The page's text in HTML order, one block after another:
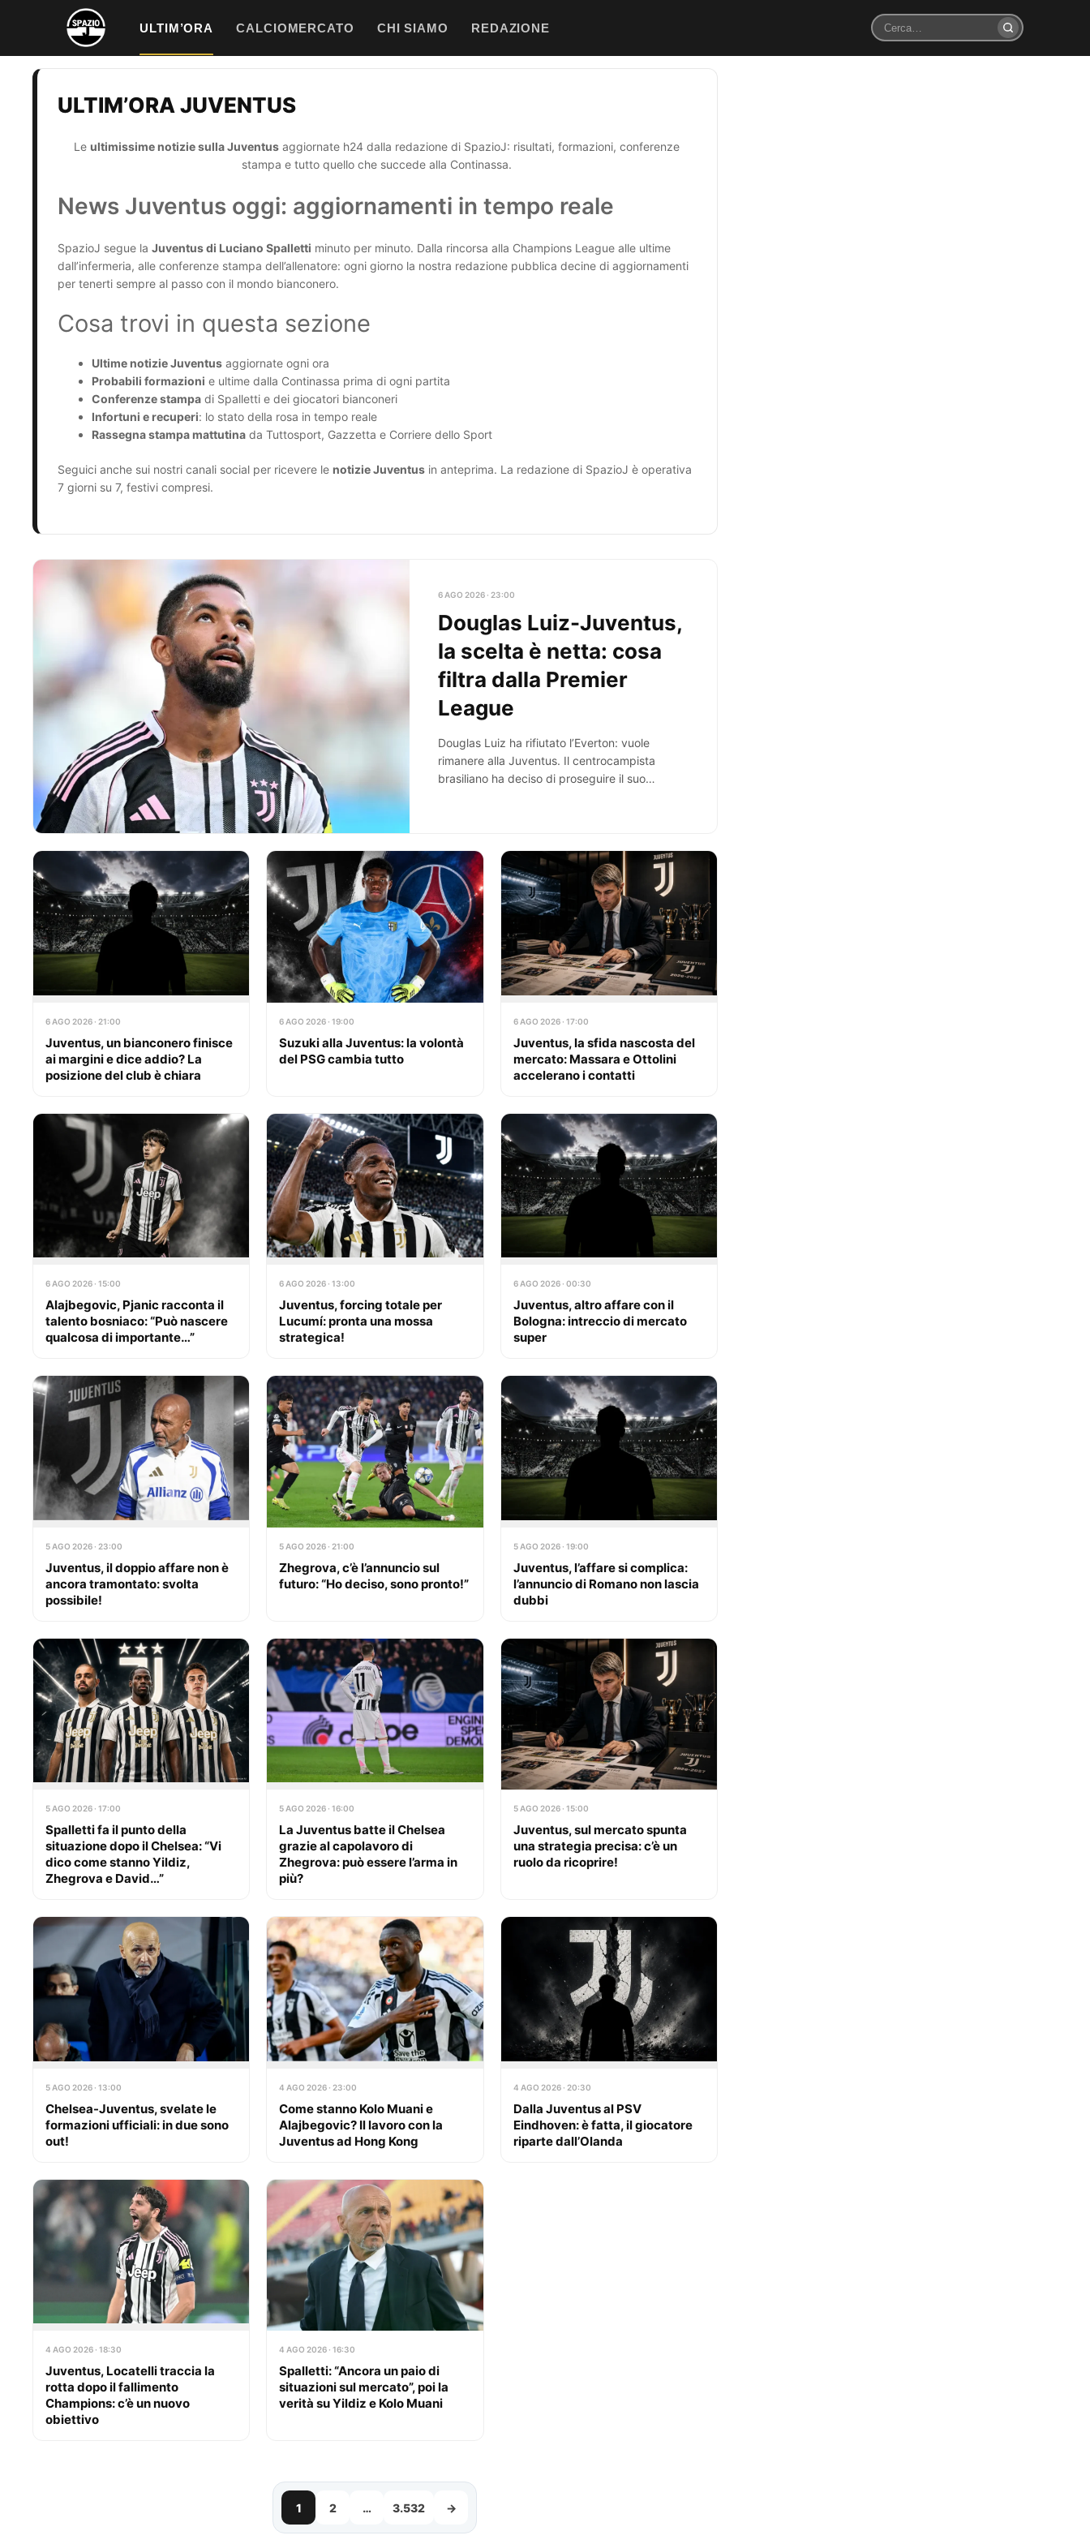
contenuto
ULTIM’ORA CALCIOMERCATO CHI SIAMO REDAZIONE
Cerca
ULTIM’ORA JUVENTUS
Leultimissime notizie sulla Juventus aggiornate h24 dalla redazione di SpazioJ: risultati, formazioni, conferenze
stampa e tutto quello che succede alla Continassa.
News Juventus oggi: aggiornamenti in tempo reale
SpazioJ segue la Juventus di Luciano Spalletti minuto per minuto. Dalla rincorsa alla Champions League alle ultime
dall’infermeria, alle conferenze stampa dell’allenatore: ogni giorno la nostra redazione pubblica decine di aggiornamenti
per tenerti sempre al passo con il mondo bianconero.
Cosa trovi in questa sezione
Ultime notizie Juventus aggiornate ogni ora
Probabili formazioni e ultime dalla Continassa prima di ogni partita
Conferenze stampa di Spalletti e dei giocatori bianconeri
Infortuni e recuperi: lo stato della rosa in tempo reale
Rassegna stampa mattutina da Tuttosport, Gazzetta e Corriere dello Sport
Seguici anche sui nostri canali social per ricevere le notizie Juventus in anteprima. La redazione di SpazioJ è operativa
7 giorni su 7, festivi compresi.
6 AGO 2026 · 23:00
Douglas Luiz-Juventus,
la scelta è netta: cosa
filtra dalla Premier
League
Douglas Luiz ha rifiutato l’Everton: vuole
rimanere alla Juventus. Il centrocampista
brasiliano ha deciso di proseguire il suo
6 AGO 2026 · 21:00
Juventus, un bianconero finisce
ai margini e dice addio? La
posizione del club è chiara
6 AGO 2026 · 19:00
Suzuki alla Juventus: la volontà
del PSG cambia tutto
6 AGO 2026 · 17:00
Juventus, la sfida nascosta del
mercato: Massara e Ottolini
accelerano i contatti
6 AGO 2026 · 15:00
Alajbegovic, Pjanic racconta il
talento bosniaco: “Può nascere
qualcosa di importante…”
6 AGO 2026 · 13:00
Juventus, forcing totale per
Lucumí: pronta una mossa
strategica!
6 AGO 2026 · 00:30
Juventus, altro affare con il
Bologna: intreccio di mercato
super
5 AGO 2026 · 23:00
Juventus, il doppio affare non è
ancora tramontato: svolta
possibile!
5 AGO 2026 · 21:00
Zhegrova, c’è l’annuncio sul
futuro: “Ho deciso, sono pronto!”
5 AGO 2026 · 19:00
Juventus, l’affare si complica:
l’annuncio di Romano non lascia
dubbi
5 AGO 2026 · 17:00
Spalletti fa il punto della
situazione dopo il Chelsea: “Vi
dico come stanno Yildiz,
Zhegrova e David…”
5 AGO 2026 · 16:00
La Juventus batte il Chelsea
grazie al capolavoro di
Zhegrova: può essere l’arma in
più?
5 AGO 2026 · 15:00
Juventus, sul mercato spunta
una strategia precisa: c’è un
ruolo da ricoprire!
5 AGO 2026 · 13:00
Chelsea-Juventus, svelate le
formazioni ufficiali: in due sono
out!
4 AGO 2026 · 23:00
Come stanno Kolo Muani e
Alajbegovic? Il lavoro con la
Juventus ad Hong Kong
4 AGO 2026 · 20:30
Dalla Juventus al PSV
Eindhoven: è fatta, il giocatore
riparte dall’Olanda
4 AGO 2026 · 18:30
Juventus, Locatelli traccia la
rotta dopo il fallimento
Champions: c’è un nuovo
obiettivo
4 AGO 2026 · 16:30
Spalletti: “Ancora un paio di
situazioni sul mercato”, poi la
verità su Yildiz e Kolo Muani
1 2 … 3.532 →